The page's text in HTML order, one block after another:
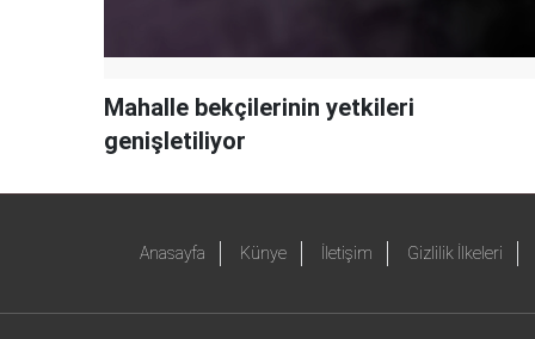
Mahalle bekçilerinin yetkileri
genişletiliyor
Anasayfa Künye İletişim Gizlilik İlkeleri